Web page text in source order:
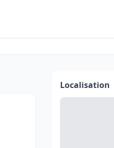
Localisation